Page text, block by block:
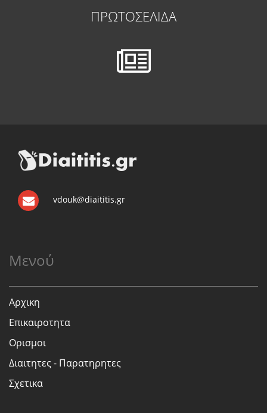
ΠΡΩΤΟΣΕΛΙΔΑ
vdouk@diaititis.gr
Μενού
Αρχικη
Επικαιροτητα
Ορισμοι
Διαιτητες - Παρατηρητες
Σχετικα